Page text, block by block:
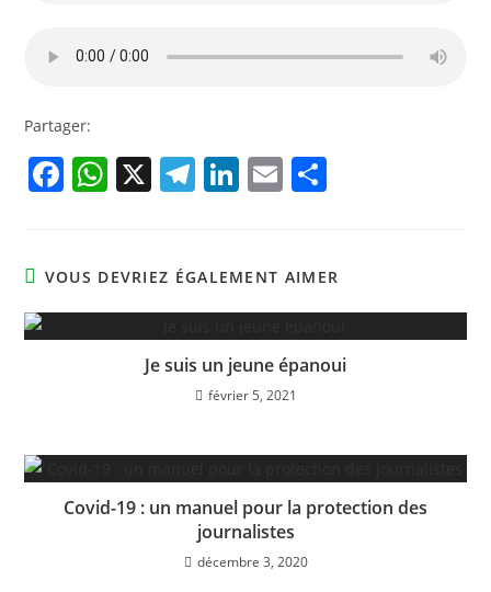
Partager:
F
a
e
b
o
W
h
s
A
p
X T
el
gr
a
m
Li
n
e
dI
n
E
m
l g
er
VOUS DEVRIEZ ÉGALEMENT AIMER
Je suis un jeune épanoui
février 5, 2021
Covid-19 : un manuel pour la protection des
journalistes
décembre 3, 2020